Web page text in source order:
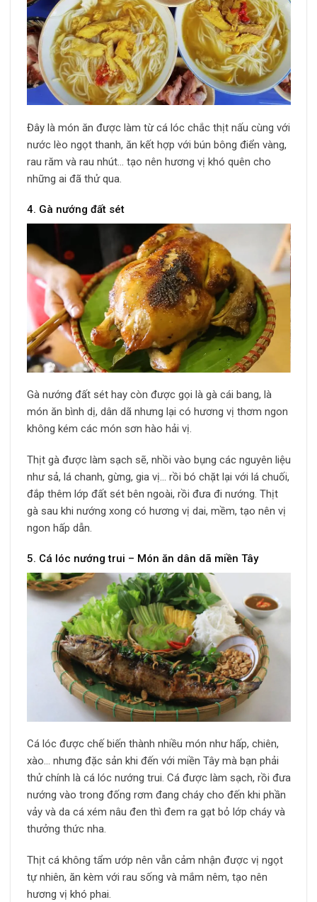
Đây là món ăn được làm từ cá lóc chắc thịt nấu cùng với
nước lèo ngọt thanh, ăn kết hợp với bún bông điển vàng,
rau răm và rau nhút… tạo nên hương vị khó quên cho
những ai đã thử qua.
4. Gà nướng đất sét
Gà nướng đất sét hay còn được gọi là gà cái bang, là
món ăn bình dị, dân dã nhưng lại có hương vị thơm ngon
không kém các món sơn hào hải vị.
Thịt gà được làm sạch sẽ, nhồi vào bụng các nguyên liệu
như sả, lá chanh, gừng, gia vị… rồi bó chặt lại với lá chuối,
đắp thêm lớp đất sét bên ngoài, rồi đưa đi nướng. Thịt
gà sau khi nướng xong có hương vị dai, mềm, tạo nên vị
ngon hấp dẫn.
5. Cá lóc nướng trui – Món ăn dân dã miền Tây
Cá lóc được chế biến thành nhiều món như hấp, chiên,
xào… nhưng đặc sản khi đến với miền Tây mà bạn phải
thử chính là cá lóc nướng trui. Cá được làm sạch, rồi đưa
nướng vào trong đống rơm đang cháy cho đến khi phần
vảy và da cá xém nâu đen thì đem ra gạt bỏ lớp cháy và
thưởng thức nha.
Thịt cá không tẩm ướp nên vẫn cảm nhận được vị ngọt
tự nhiên, ăn kèm với rau sống và mắm nêm, tạo nên
hương vị khó phai.